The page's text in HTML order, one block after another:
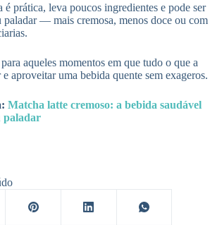
é prática, leva poucos ingredientes e pode ser
paladar — mais cremosa, menos doce ou com
aqueles momentos em que tudo o que a
e aproveitar uma bebida quente sem exageros.
Matcha latte cremoso: a bebida saudável
paladar